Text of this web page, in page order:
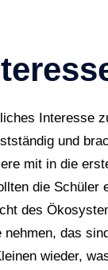
Interesse
und
mit in die
die
des
das
wieder,